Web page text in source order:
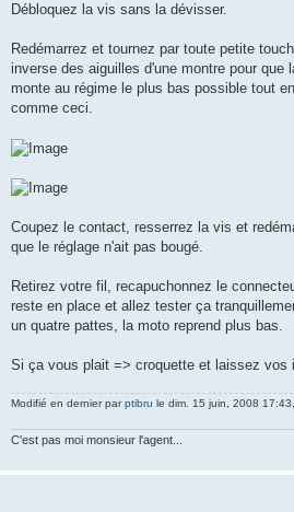
Débloquez la vis sans la dévisser.
Redémarrez et tournez par toute petite
inverse des aiguilles d'une montre pour que
monte au régime le plus bas possible tout
comme ceci.
Coupez le contact, resserrez la vis et
que le réglage n'ait pas bougé.
Retirez votre fil, recapuchonnez le
reste en place et allez tester ça
un quatre pattes, la moto reprend plus bas.
Si ça vous plait => croquette et laissez vos
Modifié en dernier parptibru le dim. 15 juin, 2008
C'est pas moi monsieur l'agent...